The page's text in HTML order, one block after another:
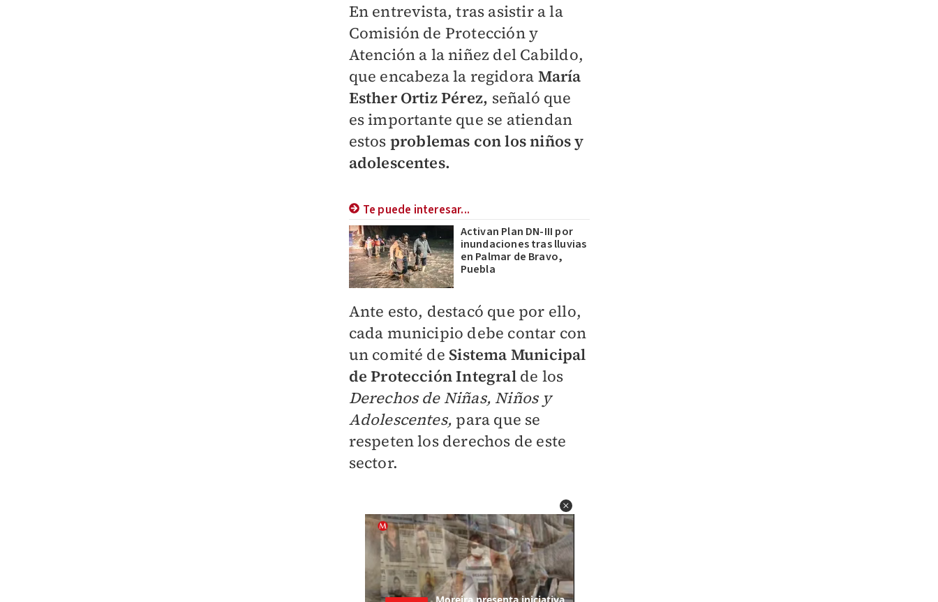
En entrevista, tras asistir a la
Comisión de Protección y
Atención a la niñez del Cabildo,
que encabeza la regidora María
Esther Ortiz Pérez, señaló que
es importante que se atiendan
estos problemas con los niños y
adolescentes.
Te puede interesar...
Activan Plan DN-III por
inundaciones tras lluvias
en Palmar de Bravo,
Puebla
Ante esto, destacó que por ello,
cada municipio debe contar con
un comité de Sistema Municipal
de Protección Integral de los
Derechos de Niñas, Niños y
Adolescentes, para que se
respeten los derechos de este
sector.